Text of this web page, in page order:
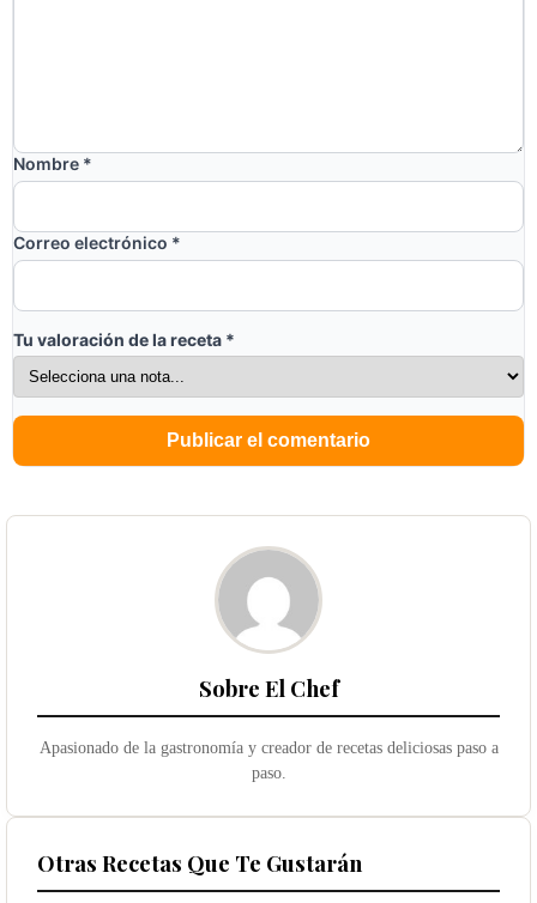
Nombre *
Correo electrónico *
Tu valoración de la receta *
Sobre El Chef
Apasionado de la gastronomía y creador de recetas deliciosas paso a
paso.
Otras Recetas Que Te Gustarán